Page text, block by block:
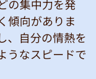
の集中力を発
傾向がありま
、自分の情熱を
うなスピードで